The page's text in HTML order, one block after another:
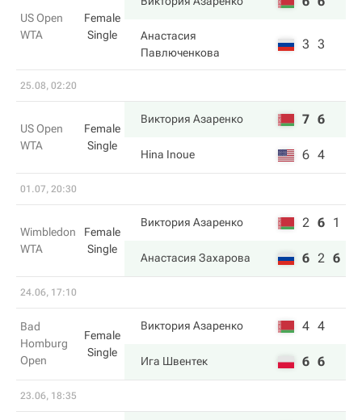
US Open
WTA
Female
Single
Анастасия
Павлюченкова
3 3
25.08, 02:20
US Open
WTA
Female
Single
Виктория Азаренко 7 6
Hina Inoue 6 4
01.07, 20:30
Wimbledon
WTA
Female
Single
Виктория Азаренко 2 6 1
Анастасия Захарова 6 2 6
24.06, 17:10
Bad
Homburg
Open
Female
Single
Виктория Азаренко 4 4
Ига Швентек 6 6
23.06, 18:35